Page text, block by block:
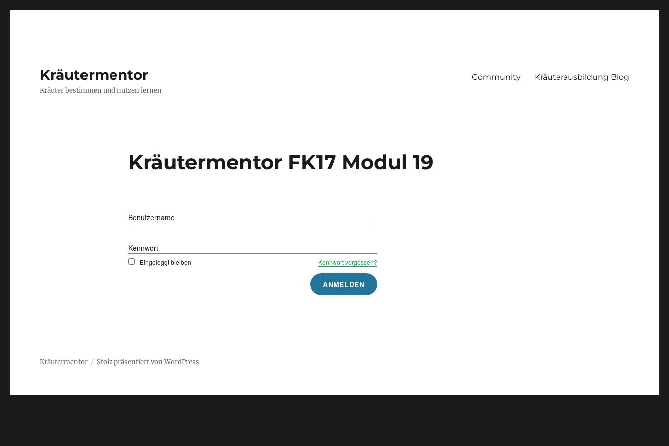
Kräutermentor
Kräuter bestimmen und nutzen lernen
Community Kräuterausbildung Blog
Kräutermentor FK17 Modul 19
Benutzername
Kennwort
Eingeloggt bleiben Kennwort vergessen?
Kräutermentor Stolz präsentiert von WordPress